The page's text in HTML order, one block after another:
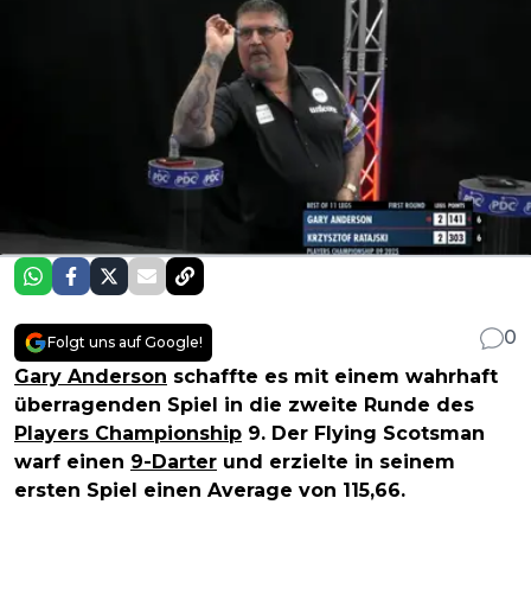
Folgt uns auf Google!
0
Gary Anderson schaffte es mit einem wahrhaft
überragenden Spiel in die zweite Runde des
Players Championship 9. Der Flying Scotsman
warf einen 9-Darter und erzielte in seinem
ersten Spiel einen Average von 115,66.